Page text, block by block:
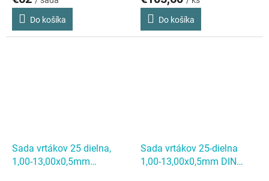
plastDo košíka
S338RCZ004HSSCo5
Do košíka
Sada vrtákov 25 dielna,
1,00-13,00x0,5mm
Sada vrtákov 25-dielna
1,00-13,00x0,5mm DIN